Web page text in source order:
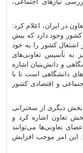
نیاز‌های اجتماعی،
در ایران، اعلام کرد:
فعال در کشور وجود دارد که بیش
عضو دارند و ۲.۵ درصد از اشتغال کشور را به خود
به تأسیس تعاونی‌های
و دانش‌بنیان اشاره
دانشگاهی است تا با
و اقتصادی کشور
بخش دیگری از سخنرانی
تعاون اشاره کرد و
تعاونی‌ها می‌توانند
این امر موجب افزایش